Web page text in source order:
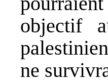
objectif
ne